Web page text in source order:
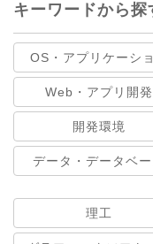
キーワードから探
OS・アプリケーシ
Web・アプリ開発
開発環境
データ・データベー
理工